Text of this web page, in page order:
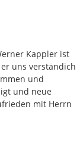
Kappler ist
uns verständich
und
und neue
mit Herrn